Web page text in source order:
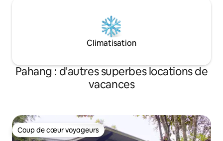
minutes en voiture) Kuala Kubu Bharu -
21 km (30 min en voiture) Cascades de
Chiling - 33 km (40 min en voiture)
Climatisation
Pahang : d'autres superbes locations de
vacances
Coup de cœur voyageurs
Coup de cœur voyageurs